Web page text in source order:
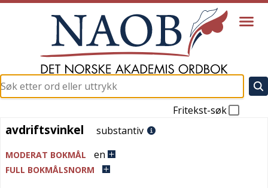
Fritekst-søk
avdriftsvinkel
avdriftsvinkel substantiv
MODERAT BOKMÅL en
FULL BOKMÅLSNORM